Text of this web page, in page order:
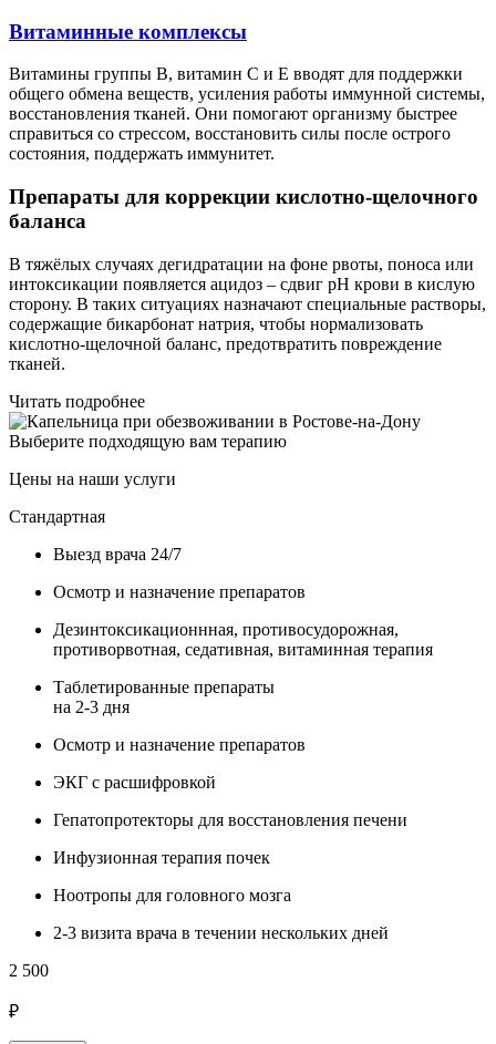
Витаминные комплексы
Витамины группы B, витамин C и E вводят для поддержки
общего обмена веществ, усиления работы иммунной системы,
восстановления тканей. Они помогают организму быстрее
справиться со стрессом, восстановить силы после острого
состояния, поддержать иммунитет.
Препараты для коррекции кислотно-щелочного
баланса
В тяжёлых случаях дегидратации на фоне рвоты, поноса или
интоксикации появляется ацидоз – сдвиг pH крови в кислую
сторону. В таких ситуациях назначают специальные растворы,
содержащие бикарбонат натрия, чтобы нормализовать
кислотно-щелочной баланс, предотвратить повреждение
тканей.
Читать подробнее
Выберите подходящую вам терапию
Цены на наши услуги
Стандартная
Выезд врача 24/7
Осмотр и назначение препаратов
Дезинтоксикационнная, противосудорожная,
противорвотная, седативная, витаминная терапия
Таблетированные препараты
на 2-3 дня
Осмотр и назначение препаратов
ЭКГ с расшифровкой
Гепатопротекторы для восстановления печени
Инфузионная терапия почек
Ноотропы для головного мозга
2-3 визита врача в течении нескольких дней
2 500
₽